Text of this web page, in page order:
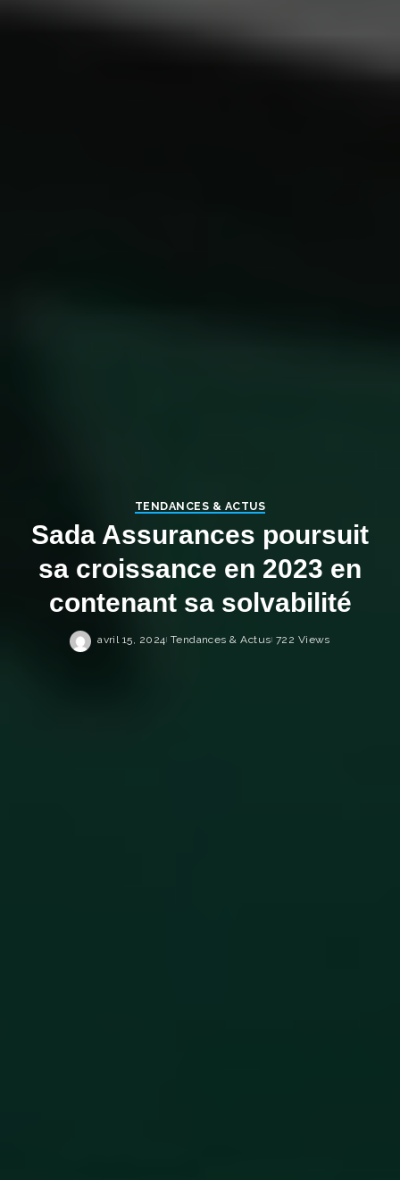
TENDANCES & ACTUS
Sada Assurances poursuit
sa croissance en 2023 en
contenant sa solvabilité
avril 15, 2024 Tendances & Actus 722 Views